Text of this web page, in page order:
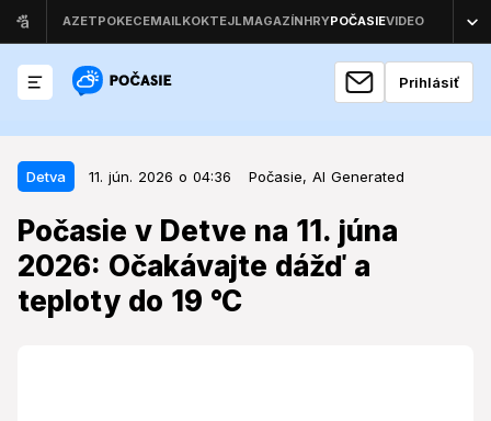
Prihlásiť
Detva 11. jún. 2026 o 04:36 Počasie, AI Generated
Počasie v Detve na 11. júna
2026: Očakávajte dážď a
teploty do 19 °C
Detva 11. jún. 2026 o 04:36
Počasie v Detve na 11. júna 2026:
Očakávajte dážď a teploty do 19
°C